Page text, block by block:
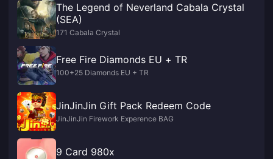
The Legend of Neverland Cabala Crystal
(SEA)
171 Cabala Crystal
Free Fire Diamonds EU + TR
100+25 Diamonds EU + TR
JinJinJin Gift Pack Redeem Code
JinJinJin Firework Experence BAG
9 Card 980x